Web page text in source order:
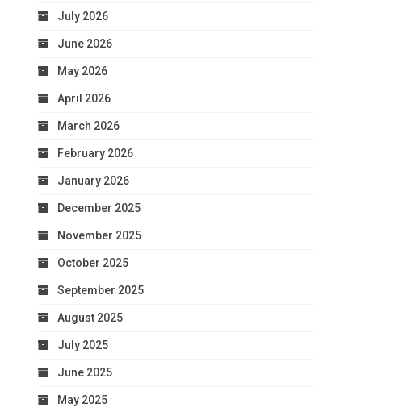
July 2026
June 2026
May 2026
April 2026
March 2026
February 2026
January 2026
December 2025
November 2025
October 2025
September 2025
August 2025
July 2025
June 2025
May 2025